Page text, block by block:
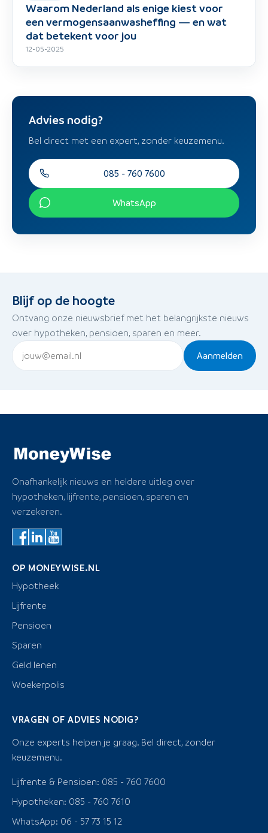
Waarom Nederland als enige kiest voor
een vermogensaanwasheffing — en wat
dat betekent voor jou
12-05-2025
Advies nodig?
Bel direct met een expert, zonder keuzemenu.
085 - 760 7600
WhatsApp
Blijf op de hoogte
Ontvang onze nieuwsbrief met het belangrijkste nieuws
over hypotheken, pensioen, sparen en meer.
Aanmelden
Onafhankelijk nieuws en heldere uitleg over
hypotheken, lijfrente, pensioen, sparen en
verzekeren.
OP MONEYWISE.NL
Hypotheek
Lijfrente
Pensioen
Sparen
Geld lenen
Woekerpolis
VRAGEN OF ADVIES NODIG?
Onze experts helpen je graag. Bel direct, zonder
keuzemenu.
Lijfrente & Pensioen: 085 - 760 7600
Hypotheken: 085 - 760 7610
WhatsApp: 06 - 57 73 15 12